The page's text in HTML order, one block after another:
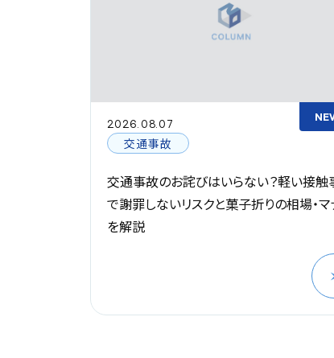
2026.08.07
交通事故
交通事故のお詫びはいらない？軽い接触
で謝罪しないリスクと菓子折りの相場・マ
を解説